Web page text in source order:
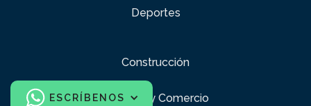
ESCRÍBENOS
Deportes
Construcción
Industria y Comercio